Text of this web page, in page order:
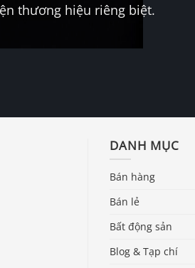
thương hiệu riêng biệt.
DANH MỤC
Bán hàng
Bán lẻ
Bất động sản
Blog & Tạp chí